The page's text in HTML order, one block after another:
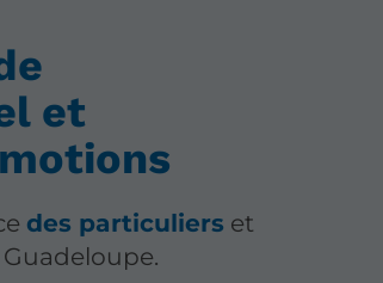
et
des particuliers et